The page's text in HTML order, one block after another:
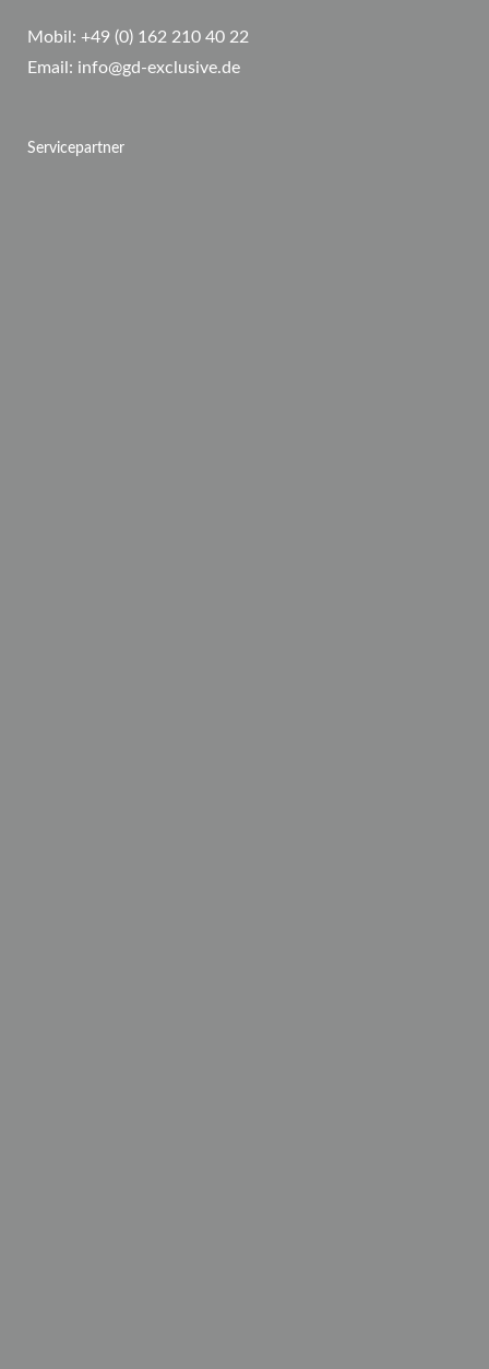
Mobil: +49 (0) 162 210 40 22
Email: info@gd-exclusive.de
Servicepartner